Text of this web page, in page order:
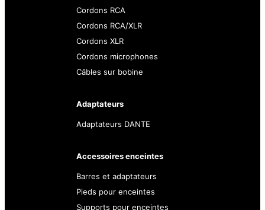
Cordons RCA
Cordons RCA/XLR
Cordons XLR
Cordons microphones
Câbles sur bobine
Adaptateurs
Adaptateurs DANTE
Accessoires enceintes
Barres et adaptateurs
Pieds pour enceintes
Supports pour enceintes